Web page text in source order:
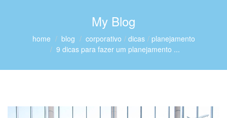
My Blog
home blog corporativo dicas
planejamento
9 dicas para fazer um planejamento ...